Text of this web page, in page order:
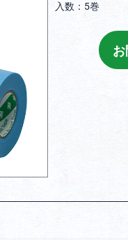
入数：5巻